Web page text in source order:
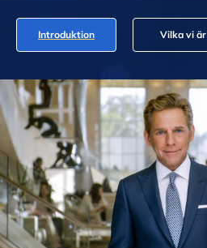
Introduktion Vilka vi är